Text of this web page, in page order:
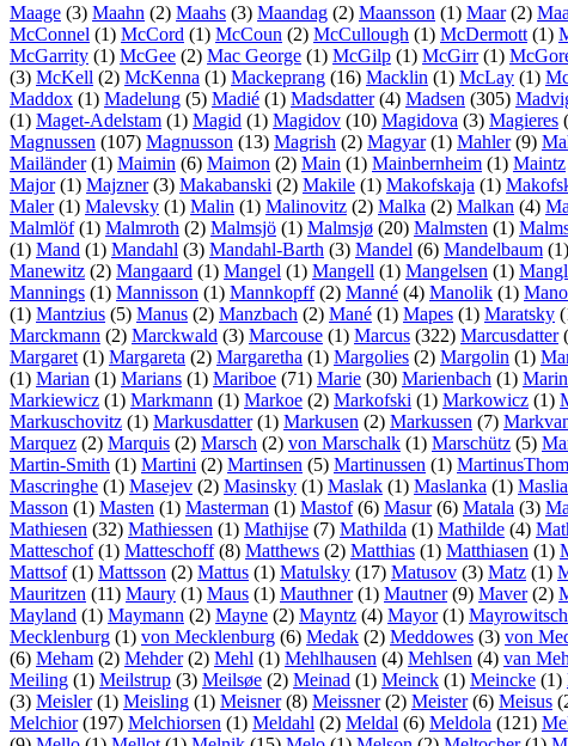
Maage (3) Maahn (2) Maahs (3) Maandag (2) Maansson (1) Maar(2)
McConnel (1) McCord (1) McCoun (2) McCullough (1) McDermott (1)
McGarrity (1) McGee (2) Mac George (1) McGilp (1) McGirr(1)
(3) McKell (2) McKenna (1) Mackeprang (16) Macklin (1) McLay (1)
Maddox (1) Madelung (5) Madié (1) Madsdatter(4) Madsen (305)
(1) Maget-Adelstam (1) Magid (1) Magidov (10) Magidova (3) Magieres
Magnussen (107) Magnusson (13) Magrish (2) Magyar(1) Mahler(9)
Mailänder(1) Maimin (6) Maimon (2) Main (1) Mainbernheim (1) Maintz
Major(1) Majzner(3) Makabanski (2) Makile (1) Makofskaja (1)
Maler(1) Malevsky (1) Malin (1) Malinovitz (2) Malka (2) Malkan (4)
Malmlöf(1) Malmroth (2) Malmsjö (1) Malmsjø (20) Malmsten (1)
(1) Mand (1) Mandahl (3) Mandahl-Barth (3) Mandel (6) Mandelbaum (1)
Manewitz (2) Mangaard (1) Mangel (1) Mangell (1) Mangelsen (1)
Mannings (1) Mannisson (1) Mannkopff(2) Manné (4) Manolik (1)
(1) Mantzius (5) Manus (2) Manzbach (2) Mané (1) Mapes (1) Maratsky
Marckmann (2) Marckwald (3) Marcouse (1) Marcus (322) Marcusdatter
Margaret (1) Margareta (2) Margaretha (1) Margolies (2) Margolin (1)
(1) Marian (1) Marians (1) Mariboe (71) Marie (30) Marienbach (1)
Markiewicz (1) Markmann (1) Markoe (2) Markofski (1) Markowicz (1)
Markuschovitz (1) Markusdatter(1) Markusen (2) Markussen (7)
Marquez (2) Marquis (2) Marsch (2) von Marschalk (1) Marschütz (5)
Martin-Smith (1) Martini (2) Martinsen (5) Martinussen (1)
Mascringhe (1) Masejev (2) Masinsky (1) Maslak (1) Maslanka (1)
Masson (1) Masten (1) Masterman (1) Mastof(6) Masur(6) Matala (3)
Mathiesen (32) Mathiessen (1) Mathijse (7) Mathilda (1) Mathilde (4)
Matteschof(1) Matteschoff(8) Matthews (2) Matthias (1) Matthiasen (1)
Mattsof(1) Mattsson (2) Mattus (1) Matulsky (17) Matusov (3) Matz (1)
Mauritzen (11) Maury (1) Maus (1) Mauthner(1) Mautner(9) Maver(2)
Mayland (1) Maymann (2) Mayne (2) Mayntz (4) Mayor(1) Mayrowitsch
Mecklenburg (1) von Mecklenburg (6) Medak (2) Meddowes (3) von
(6) Meham (2) Mehder(2) Mehl (1) Mehlhausen (4) Mehlsen (4) van
Meiling (1) Meilstrup (3) Meilsøe (2) Meinad (1) Meinck (1) Meincke (1)
(3) Meisler(1) Meisling (1) Meisner(8) Meissner(2) Meister(6) Meisus
Melchior(197) Melchiorsen (1) Meldahl (2) Meldal (6) Meldola (121)